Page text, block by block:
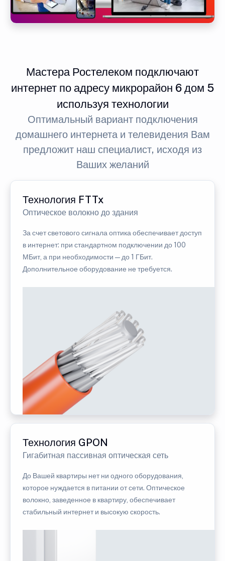
Мастера Ростелеком подключают
интернет по адресу микрорайон 6 дом 5
используя технологии
Оптимальный вариант подключения
домашнего интернета и телевидения Вам
предложит наш специалист, исходя из
Ваших желаний
Технология FTTx
Оптическое волокно до здания
За счет светового сигнала оптика обеспечивает доступ
в интернет: при стандартном подключении до 100
МБит, а при необходимости — до 1 ГБит.
Дополнительное оборудование не требуется.
Технология GPON
Гигабитная пассивная оптическая сеть
До Вашей квартиры нет ни одного оборудования,
которое нуждается в питании от сети. Оптическое
волокно, заведенное в квартиру, обеспечивает
стабильный интернет и высокую скорость.